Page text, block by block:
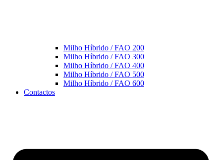
Milho Híbrido / FAO 200
Milho Híbrido / FAO 300
Milho Híbrido / FAO 400
Milho Híbrido / FAO 500
Milho Híbrido / FAO 600
Contactos